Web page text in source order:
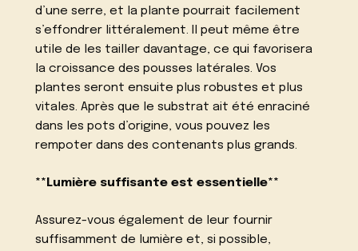
d’une serre, et la plante pourrait facilement
s’effondrer littéralement. Il peut même être
utile de les tailler davantage, ce qui favorisera
la croissance des pousses latérales. Vos
plantes seront ensuite plus robustes et plus
vitales. Après que le substrat ait été enraciné
dans les pots d’origine, vous pouvez les
rempoter dans des contenants plus grands.
**Lumière suffisante est essentielle**
Assurez-vous également de leur fournir
suffisamment de lumière et, si possible,